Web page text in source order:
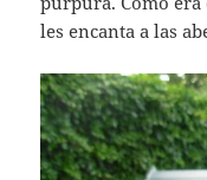
les encanta a las